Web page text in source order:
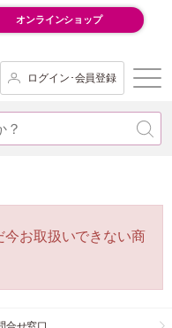
オンラインショップ
ログイン･会員登録
お取扱いできない商